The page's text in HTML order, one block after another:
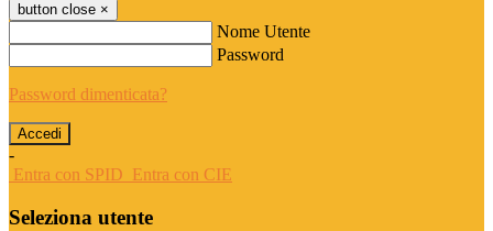
button close ×
Nome Utente
Password
Password dimenticata?
-
Entra con SPID Entra con CIE
Seleziona utente